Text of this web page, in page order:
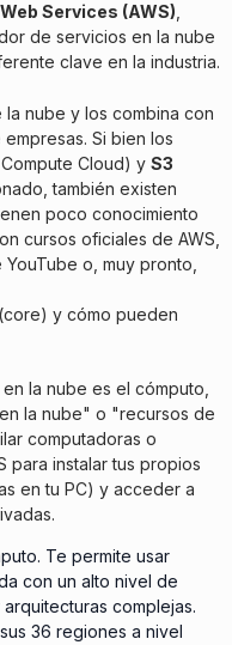
Services (AWS)
de servicios en la nube
clave en la industria.
nube y los combina con
Si bien los
Compute Cloud) y S3
también existen
poco conocimiento
cursos oficiales de AWS,
o, muy pronto,
y cómo pueden
la nube es el cómputo,
la nube" o "recursos de
computadoras o
para instalar tus propios
en tu PC) y acceder a
Te permite usar
con un alto nivel de
complejas.
36 regiones a nivel